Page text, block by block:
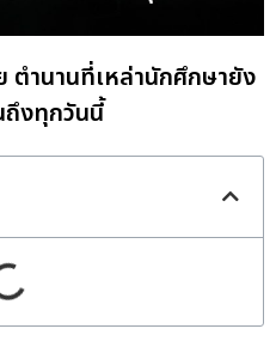
ตำนานที่เหล่านักศึกษายัง
ถึงทุกวันนี้